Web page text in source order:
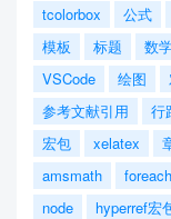
tcolorbox
公式
模板
标题 数
VSCode
绘图
参考文献引用
行
宏包
xelatex
amsmath
foreach
node
hyperref宏